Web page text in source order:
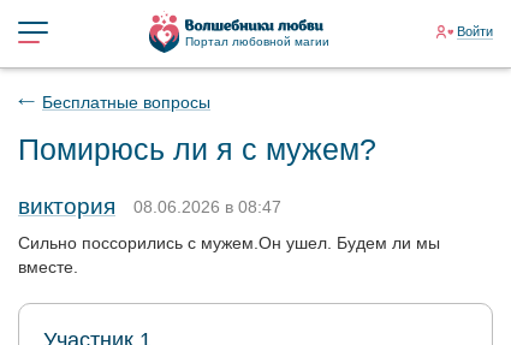
Портал любовной магии
Войти
Бесплатные вопросы
Помирюсь ли я с мужем?
виктория
08.06.2026 в 08:47
Сильно поссорились с мужем.Он ушел. Будем ли мы
вместе.
Участник 1